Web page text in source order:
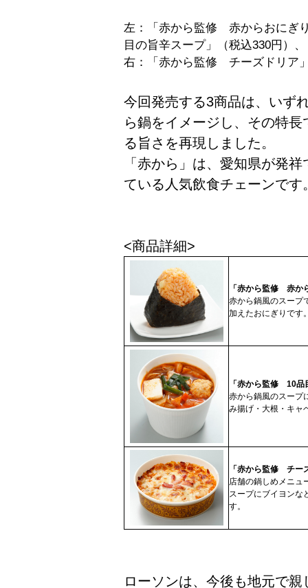
左：「赤から監修 赤からおにぎ
目の旨辛スープ」（税込330円）、
右：「赤から監修 チーズドリア
今回発売する3商品は、いず
ら鍋をイメージし、その特
る旨さを再現しました。
「赤から」は、愛知県が発
ている人気飲食チェーンです
<商品詳細>
「赤から監修 赤か
赤から鍋風のスープ
加えたおにぎりです
「赤から監修 10品
赤から鍋風のスープ
み揚げ・大根・キャ
「赤から監修 チー
店舗の鍋しめメニュ
スープにブイヨンな
す。
ローソンは、今後も地元で